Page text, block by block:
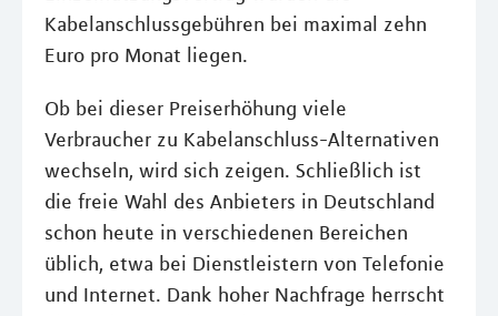
Kabelanschlussgebühren bei maximal zehn
Euro pro Monat liegen.
Ob bei dieser Preiserhöhung viele
Verbraucher zu Kabelanschluss-Alternativen
wechseln, wird sich zeigen. Schließlich ist
die freie Wahl des Anbieters in Deutschland
schon heute in verschiedenen Bereichen
üblich, etwa bei Dienstleistern von Telefonie
und Internet. Dank hoher Nachfrage herrscht